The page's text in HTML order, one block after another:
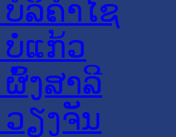
ລິຄໍາໄຊ
ແກ້ວ
ງສາລີ
ຽງຈັນ